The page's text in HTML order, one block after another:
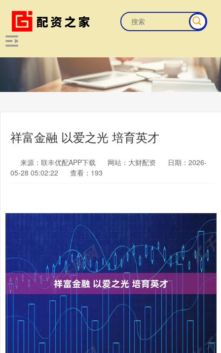
祥富金融 以爱之光 培育英才
来源：联丰优配APP下载 网站：大财配资
日期：2026-
05-28 05:02:22
查看：193